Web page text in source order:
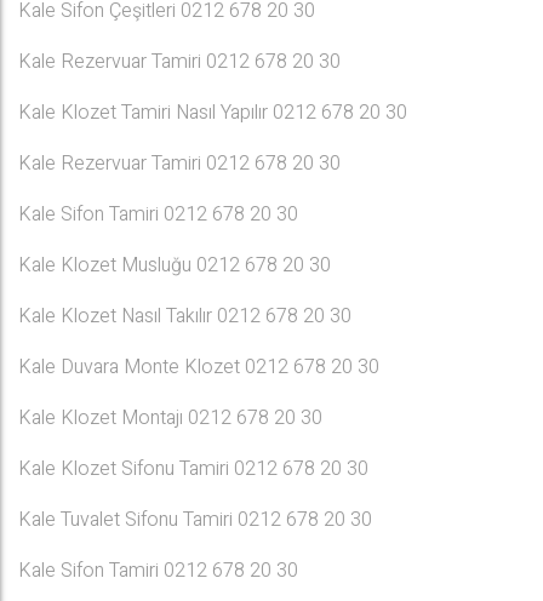
Kale Sifon Çeşitleri 0212 678 20 30
Kale Rezervuar Tamiri 0212 678 20 30
Kale Klozet Tamiri Nasıl Yapılır 0212 678 20 30
Kale Rezervuar Tamiri 0212 678 20 30
Kale Sifon Tamiri 0212 678 20 30
Kale Klozet Musluğu 0212 678 20 30
Kale Klozet Nasıl Takılır 0212 678 20 30
Kale Duvara Monte Klozet 0212 678 20 30
Kale Klozet Montajı 0212 678 20 30
Kale Klozet Sifonu Tamiri 0212 678 20 30
Kale Tuvalet Sifonu Tamiri 0212 678 20 30
Kale Sifon Tamiri 0212 678 20 30